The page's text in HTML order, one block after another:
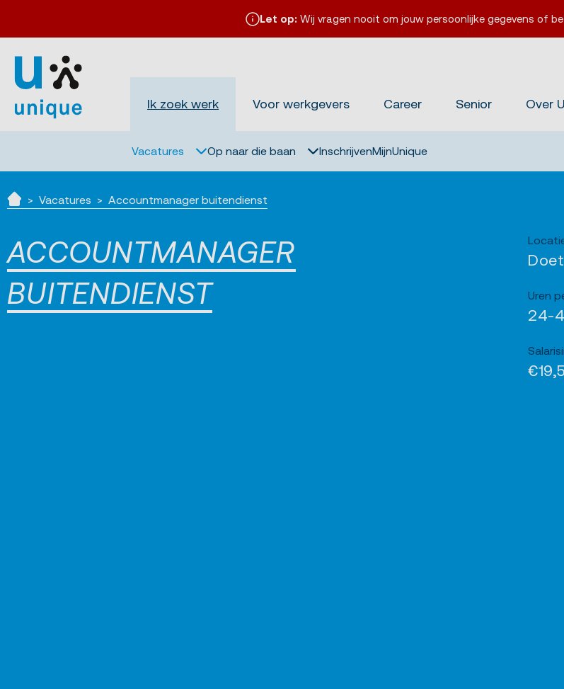
Let op: Wij vragen nooit om jouw persoonlijke gegevens of
Ik zoek werk Voor werkgevers Career Senior Over
Vacatures Op naar die baan InschrijvenMijnUnique
Vacatures Accountmanager buitendienst
ACCOUNTMANAGER
BUITENDIENST
Uren
24-